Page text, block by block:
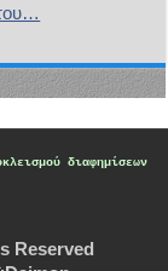
διαφημίσεων
Reserved